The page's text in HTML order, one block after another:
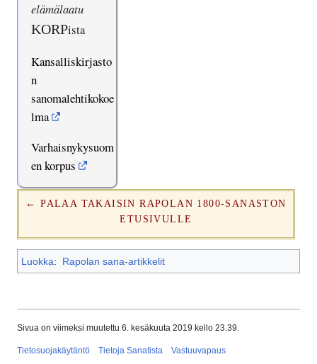
elämälaatu
KORPista
Kansalliskirjasto
n
sanomalehtikokoe
lma
Varhaisnykysuom
en korpus
← PALAA TAKAISIN RAPOLAN 1800-SANASTON
ETUSIVULLE
Luokka: Rapolan sana-artikkelit
Sivua on viimeksi muutettu 6. kesäkuuta 2019 kello 23.39.
Tietosuojakäytäntö Tietoja Sanatista Vastuuvapaus